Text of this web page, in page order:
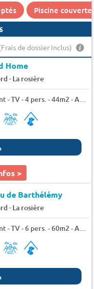
Piscine couverte
de dossier inclus)
Home
- La rosière
Appartement - TV - 4 pers. - 44m2 - Animaux admis
>
de Barthélémy
- La rosière